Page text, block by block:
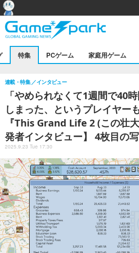
特集 PCゲーム 家庭用ゲーム
「やめられなくて1週間で40
しまった、というプレイヤー
『This Grand Life 2 (この壮
発者インタビュー】 4枚目の
連載・特集 インタビュー
2025.9.23 Tue 17:30